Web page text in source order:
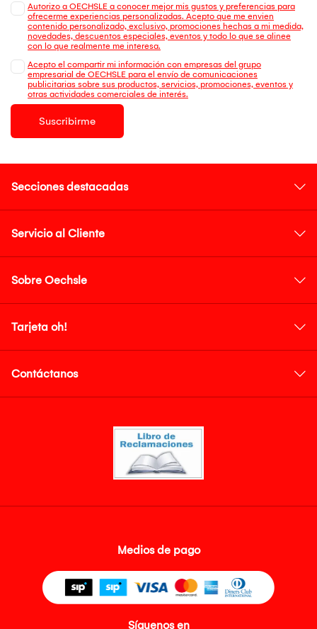
Autorizo a OECHSLE a conocer mejor mis gustos y preferencias para
ofrecerme experiencias personalizadas. Acepto que me envien
contenido personalizado, exclusivo, promociones hechas a mi medida,
novedades, descuentos especiales, eventos y todo lo que se alinee
con lo que realmente me interesa.
Acepto el compartir mi información con empresas del grupo
empresarial de OECHSLE para el envío de comunicaciones
publicitarias sobre sus productos, servicios, promociones, eventos y
otras actividades comerciales de interés.
Suscribirme
Secciones destacadas
Servicio al Cliente
Sobre Oechsle
Tarjeta oh!
Contáctanos
Medios de pago
Síguenos en